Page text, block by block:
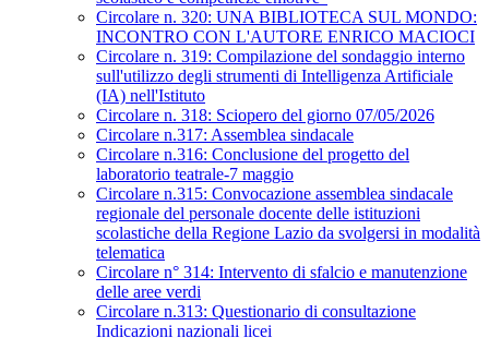
Circolare n. 320: UNA BIBLIOTECA SUL MONDO:
INCONTRO CON L'AUTORE ENRICO MACIOCI
Circolare n. 319: Compilazione del sondaggio interno
sull'utilizzo degli strumenti di Intelligenza Artificiale
(IA) nell'Istituto
Circolare n. 318: Sciopero del giorno 07/05/2026
Circolare n.317: Assemblea sindacale
Circolare n.316: Conclusione del progetto del
laboratorio teatrale-7 maggio
Circolare n.315: Convocazione assemblea sindacale
regionale del personale docente delle istituzioni
scolastiche della Regione Lazio da svolgersi in modalità
telematica
Circolare n° 314: Intervento di sfalcio e manutenzione
delle aree verdi
Circolare n.313: Questionario di consultazione
Indicazioni nazionali licei